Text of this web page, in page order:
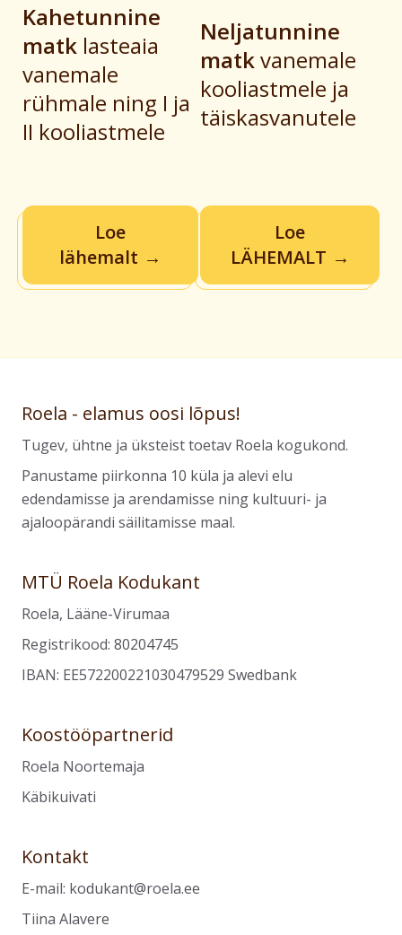
Kahetunnine
matk lasteaia
vanemale
rühmale ning I ja
II kooliastmele
Neljatunnine
matkvanemale
kooliastmele ja
täiskasvanutele
Loe
lähemalt
Loe
LÄHEMALT
Roela - elamus oosi lõpus!
Tugev, ühtne ja üksteist toetav Roela kogukond.
Panustame piirkonna 10 küla ja alevi elu
edendamisse ja arendamisse ning kultuuri- ja
ajaloopärandi säilitamisse maal.
MTÜ Roela Kodukant
Roela, Lääne-Virumaa
Registrikood: 80204745
IBAN: EE572200221030479529 Swedbank
Koostööpartnerid
Roela Noortemaja
Käbikuivati
Kontakt
E-mail: kodukant@roela.ee
Tiina Alavere